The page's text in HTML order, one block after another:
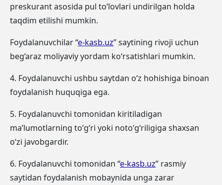
preskurant asosida pul to‘lovlari undirilgan holda
taqdim etilishi mumkin.
Foydalanuvchilar “e-kasb.uz” saytining rivoji uchun
beg‘araz moliyaviy yordam ko‘rsatishlari mumkin.
4. Foydalanuvchi ushbu saytdan o‘z hohishiga binoan
foydalanish huquqiga ega.
5. Foydalanuvchi tomonidan kiritiladigan
maʼlumotlarning to‘g‘ri yoki noto‘g‘riligiga shaxsan
o‘zi javobgardir.
6. Foydalanuvchi tomonidan “e-kasb.uz” rasmiy
saytidan foydalanish mobaynida unga zarar